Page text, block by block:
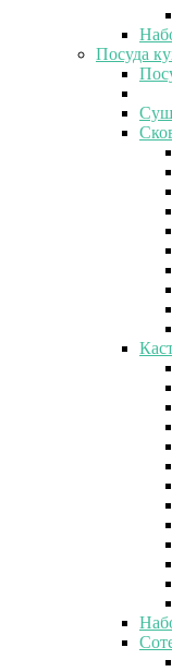
Посуда